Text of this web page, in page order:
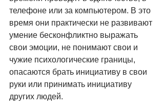
телефоне или за компьютером. В это
время они практически не развивают
умение бесконфликтно выражать
свои эмоции, не понимают свои и
чужие психологические границы,
опасаются брать инициативу в свои
руки или принимать инициативу
других людей.